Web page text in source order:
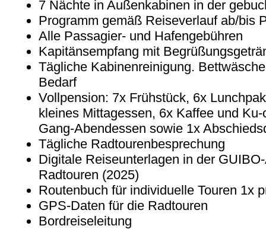
7 Nächte in Außenkabinen in der
Programm gemäß Reiseverlauf ab/bis
Alle Passagier- und Hafengebühren
Kapitänsempfang mit
Tägliche Kabinenreinigung.
Bedarf
Vollpension: 7x Frühstück, 6x
kleines Mittagessen, 6x Kaffee und
Gang-Abendessen sowie 1x
Tägliche Radtourenbesprechung
Digitale Reiseunterlagen in der
Radtouren (2025)
Routenbuch für individuelle Touren 1x
GPS-Daten für die Radtouren
Bordreiseleitung